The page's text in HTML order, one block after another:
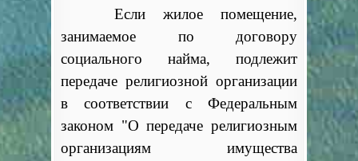
Если жилое помещение,
занимаемое по договору
социального найма, подлежит
передаче религиозной организации
в соответствии с Федеральным
законом "О передаче религиозным
организациям имущества